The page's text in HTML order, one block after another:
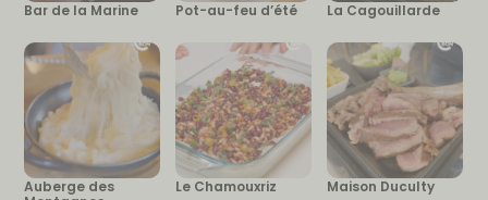
Bar de la Marine Pot-au-feu d’été La Cagouillarde
Auberge des
Le Chamouxriz Maison Duculty